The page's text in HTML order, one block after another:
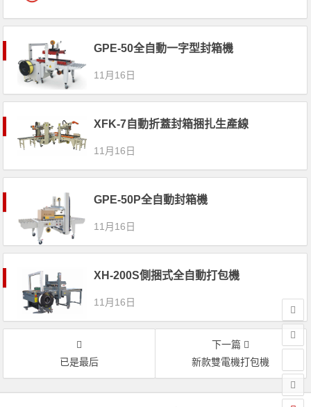
GPE-50全自動一字型封箱機
11月16日
XFK-7自動折蓋封箱捆扎生產線
11月16日
GPE-50P全自動封箱機
11月16日
XH-200S側捆式全自動打包機
11月16日
已是最后
下一篇
新款雙電機打包機
文章導航